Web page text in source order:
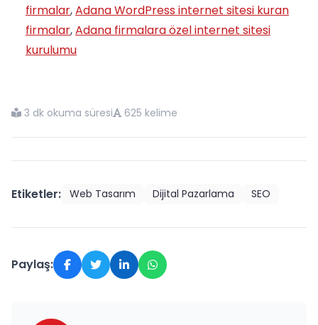
firmalar,Adana WordPress internet sitesi kuran
firmalar,Adana firmalara özel internet sitesi
kurulumu
3 dk okuma süresi 625 kelime
Etiketler: Web Tasarım Dijital Pazarlama SEO
Paylaş: